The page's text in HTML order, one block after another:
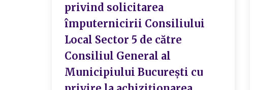
privind solicitarea
împuternicirii Consiliului
Local Sector 5 de către
Consiliul General al
Municipiului București cu